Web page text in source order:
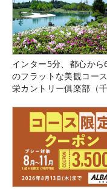
インター5分、都心から
のフラットな美観コー
栄カントリー俱楽部（